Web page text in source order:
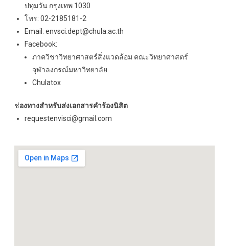
ปทุมวัน กรุงเทพ 1030
โทร: 02-2185181-2
Email: envsci.dept@chula.ac.th
Facebook:
ภาควิชาวิทยาศาสตร์สิ่งแวดล้อม คณะวิทยาศาสตร์
จุฬาลงกรณ์มหาวิทยาลัย
Chulatox
ช่องทางสำหรับส่งเอกสารคำร้องนิสิต
requestenvisci@gmail.com